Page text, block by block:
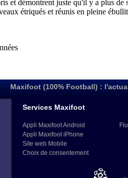
Maxifoot (100% Football) :
Services Maxifoot
Appli Maxifoot Android
Appli Maxifoot iPhone
Site web Mobile
Choix de consentement